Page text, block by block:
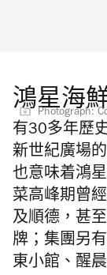
鴻星海
Photograph:
有30多年歷
新世紀廣場
也意味着鴻
菜高峰期曾
及順德，甚
牌；集團另
東小館、醒